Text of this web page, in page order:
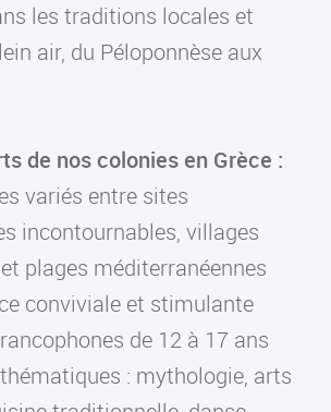
les traditions locales et
air, du Péloponnèse aux
de nos colonies en Grèce :
variés entre sites
incontournables, villages
plages méditerranéennes
conviviale et stimulante
de 12 à 17 ans
: mythologie, arts